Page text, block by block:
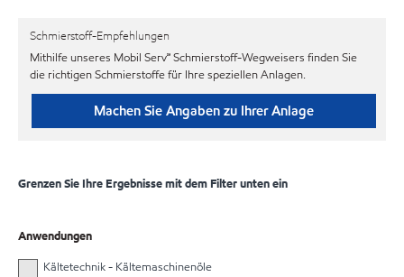
Schmierstoff-Empfehlungen
Mithilfe unseres Mobil Serv℠ Schmierstoff-Wegweisers finden Sie
die richtigen Schmierstoffe für Ihre speziellen Anlagen.
Machen Sie Angaben zu Ihrer Anlage
Grenzen Sie Ihre Ergebnisse mit dem Filter unten ein
Anwendungen
Kältetechnik - Kältemaschinenöle